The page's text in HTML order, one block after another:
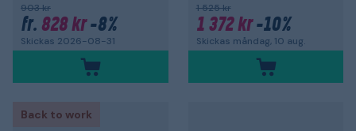
903 kr
fr. 828 kr-8%
Skickas 2026-08-31
1 525 kr
1 372 kr-10%
Skickas måndag, 10 aug.
Back to work